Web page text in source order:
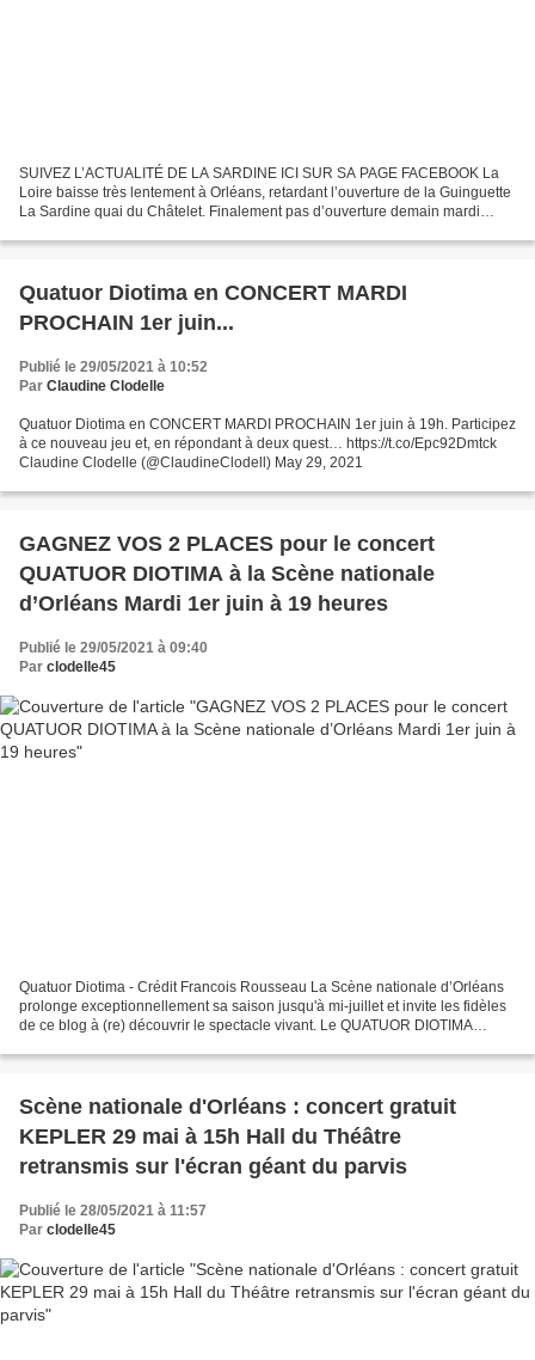
SUIVEZ L’ACTUALITÉ DE LA SARDINE ICI SUR SA PAGE FACEBOOK La
Loire baisse très lentement à Orléans, retardant l’ouverture de la Guinguette
La Sardine quai du Châtelet. Finalement pas d’ouverture demain mardi
Quatuor Diotima en CONCERT MARDI
PROCHAIN 1er juin...
Publié le 29/05/2021 à 10:52
Par Claudine Clodelle
Quatuor Diotima en CONCERT MARDI PROCHAIN 1er juin à 19h. Participez
à ce nouveau jeu et, en répondant à deux quest… https://t.co/Epc92Dmtck
Claudine Clodelle (@ClaudineClodell) May 29, 2021
GAGNEZ VOS 2 PLACES pour le concert
QUATUOR DIOTIMA à la Scène nationale
d’Orléans Mardi 1er juin à 19 heures
Publié le 29/05/2021 à 09:40
Par clodelle45
Quatuor Diotima - Crédit Francois Rousseau La Scène nationale d’Orléans
prolonge exceptionnellement sa saison jusqu'à mi-juillet et invite les fidèles
de ce blog à (re) découvrir le spectacle vivant. Le QUATUOR DIOTIMA
Scène nationale d'Orléans : concert gratuit
KEPLER 29 mai à 15h Hall du Théâtre
retransmis sur l'écran géant du parvis
Publié le 28/05/2021 à 11:57
Par clodelle45